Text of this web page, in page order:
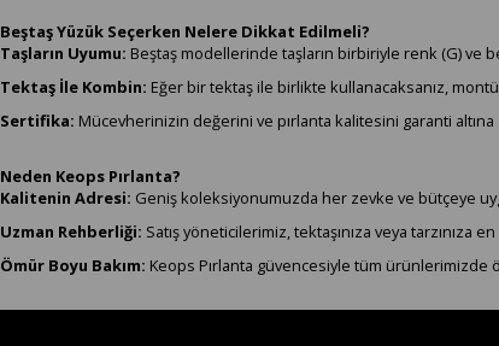
Beştaş Yüzük Seçerken Nelere Dikkat Edilmeli?
Taşların Uyumu: Beştaş modellerinde taşların birbiriyle renk (G) ve
Tektaş İle Kombin: Eğer bir tektaş ile birlikte kullanacaksanız,
Sertifika: Mücevherinizin değerini ve pırlanta kalitesini garanti
Neden Keops Pırlanta?
Kalitenin Adresi: Geniş koleksiyonumuzda her zevke ve bütçeye
Uzman Rehberliği: Satış yöneticilerimiz, tektaşınıza veya
Ömür Boyu Bakım: Keops Pırlanta güvencesiyle tüm ürünlerimizde